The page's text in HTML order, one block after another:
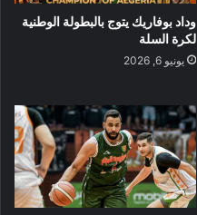
وداد بوفاريك يتوج بالبطولة الوطنية
لكرة السلة
يونيو 6, 2026